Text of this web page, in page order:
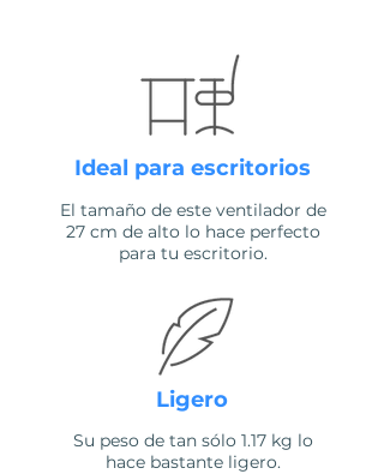
Ideal para escritorios
El tamaño de este ventilador de
27 cm de alto lo hace perfecto
para tu escritorio.
Ligero
Su peso de tan sólo 1.17 kg lo
hace bastante ligero.